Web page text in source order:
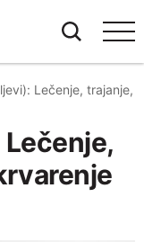
Lečenje, trajanje,